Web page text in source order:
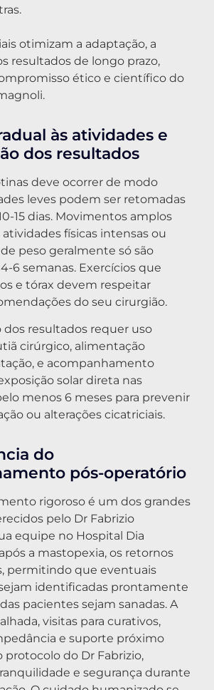
otimizam a adaptação, a
resultados de longo prazo,
ético e científico do
às atividades e
dos resultados
deve ocorrer de modo
leves podem ser retomadas
15 dias. Movimentos amplos
atividades físicas intensas ou
peso geralmente só são
6 semanas. Exercícios que
e tórax devem respeitar
do seu cirurgião.
resultados requer uso
cirúrgico, alimentação
e acompanhamento
solar direta nas
menos 6 meses para prevenir
ou alterações cicatriciais.
do
pós-operatório
rigoroso é um dos grandes
pelo Dr Fabrizio
equipe no Hospital Dia
a mastopexia, os retornos
permitindo que eventuais
identificadas prontamente
pacientes sejam sanadas. A
visitas para curativos,
e suporte próximo
protocolo do Dr Fabrizio,
e segurança durante